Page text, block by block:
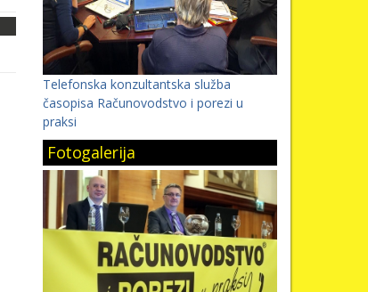
Telefonska konzultantska služba
časopisa Računovodstvo i porezi u
praksi
Fotogalerija